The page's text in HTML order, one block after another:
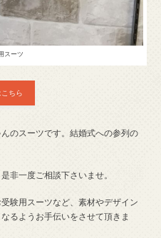
スーツ
ちら
のスーツです。結婚式への参列の
非一度ご相談下さいませ。
験用スーツなど、素材やデザイン
るようお手伝いをさせて頂きま